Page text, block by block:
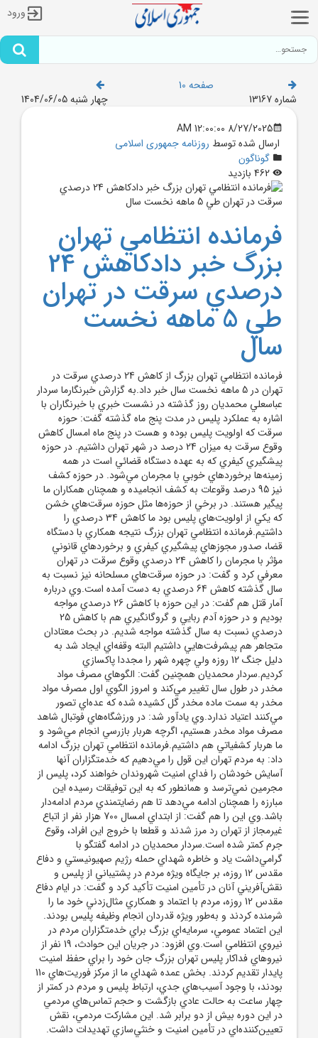
ورود
صفحه 10
شماره 13167
چهار شنبه 1404/06/05
8/27/2025 12:00:00 AM
ارسال شده توسط روزنامه جمهوری اسلامی
گوناگون
فرمانده انتظامي تهران
بزرگ خبر دادکاهش 24
درصدي سرقت در تهران
طي 5 ماهه نخست
سال
فرمانده انتظامي تهران بزرگ از کاهش 24 درصدي سرقت در
تهران در 5 ماهه نخست سال خبر داد.به گزارش خبرنگارما سردار
عباسعلي محمديان روز گذشته در نشست خبري با خبرنگاران با
اشاره به عملکرد پليس در مدت پنج ماه گذشته گفت: حوزه
سرقت که اولويت پليس بوده و هست در پنج ماه امسال کاهش
وقوع سرقت به ميزان 24 درصد در شهر تهران داشتيم. در حوزه
پيشگيري کيفري که به عهده دستگاه قضائي است در همه
زمينه‌ها برخورد‌هاي خوبي با مجرمان مي‌شود. در حوزه کشف
نيز 95 درصد وقوعات به کشف انجاميده و همچنان همکاران ما
پيگير هستند. در برخي از حوزه‌ها مثل حوزه سرقت‌هاي خشن
که يکي از اولويت‌هاي پليس بود ما کاهش 34 درصدي را
داشتيم.فرمانده انتظامي تهران بزرگ نتيجه همکاري با دستگاه
قضا، صدور مجوز‌هاي پيشگيري کيفري و برخورد‌هاي قانوني
مؤثر با مجرمان را کاهش 24 درصدي وقوع سرقت در تهران
معرفي کرد و گفت: در حوزه سرقت‌هاي مسلحانه نيز نسبت به
سال گذشته کاهش 64 درصدي به دست آمده است.وي درباره
آمار قتل هم گفت: در اين حوزه با کاهش 26 درصدي مواجه
بوديم و در حوزه آدم ربايي و گروگانگيري هم با کاهش 25
درصدي نسبت به سال گذشته مواجه شديم. در بحث معتادان
متجاهر هم پيشرفت‌هايي داشتيم‌ البته وقفه‌اي ايجاد شد به
دليل جنگ 12 روزه ولي چهره شهر را مجددا پاکسازي
کرديم.سردار محمديان همچنين گفت: الگوهاي مصرف مواد
مخدر در طول سال تغيير مي‌کند و امروز الگوي اول مصرف مواد
مخدر به سمت ماده مخدر گل کشيده شده که عده‌اي تصور
مي‌کنند اعتياد ندارد.وي يادآور شد: در ورزشگاه‌هاي فوتبال شاهد
مصرف مواد مخدر هستيم، اگرچه هربار بازرسي انجام مي‌شود و
ما هربار کشفياتي هم داشتيم.فرمانده انتظامي تهران بزرگ ادامه
داد: به مردم تهران اين قول را مي‌دهيم که خدمتگزاران آنها
آسايش خودشان را فداي امنيت شهروندان خواهند کرد، پليس از
مجرمين نمي‌ترسد و همانطور که به اين توفيقات رسيده اين
مبارزه را همچنان ادامه مي‌دهد تا هم رضايتمندي مردم ادامه‌دار
باشد.وي اين را هم گفت: از ابتداي امسال 700 هزار نفر از اتباع
غيرمجاز از تهران رد مرز شدند و قطعا با خروج اين افراد، وقوع
جرم کمتر شده است.سردار محمديان در ادامه گفتگو با
گرامي‌داشت ياد و خاطره شهداي حمله رژيم صهيونيستي و دفاع
مقدس 12 روزه، بر جايگاه ويژه مردم در پشتيباني از پليس و
نقش‌آفريني آنان در تأمين امنيت تأکيد کرد و گفت: در ايام دفاع
مقدس 12 روزه، مردم با اعتماد و همکاري مثال‌زدني خود ما را
شرمنده کردند و به‌طور ويژه قدردان انجام وظيفه پليس بودند.
اين اعتماد عمومي، سرمايه‌اي بزرگ براي خدمتگزاران مردم در
نيروي انتظامي است.وي افزود: در جريان اين حوادث، 19 نفر از
نيرو‌هاي فداکار پليس تهران بزرگ جان خود را براي حفظ امنيت
پايدار تقديم کردند. بخش عمده شهداي ما از مرکز فوريت‌هاي 110
بودند، با وجود آسيب‌هاي جدي، ارتباط پليس و مردم در کمتر از
چهار ساعت به حالت عادي بازگشت و حجم تماس‌هاي مردمي
در اين دوره بيش از دو برابر شد. اين مشارکت مردمي، نقش
تعيين‌کننده‌اي در تأمين امنيت و خنثي‌سازي تهديدات داشت.